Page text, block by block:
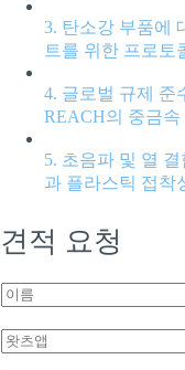
3. 탄소강 부품에
트를 위한 프로토
4. 글로벌 규제 준
REACH의 중금속
5. 초음파 및 열
과 플라스틱 접착
견적 요청
*
이
름
*왓
츠